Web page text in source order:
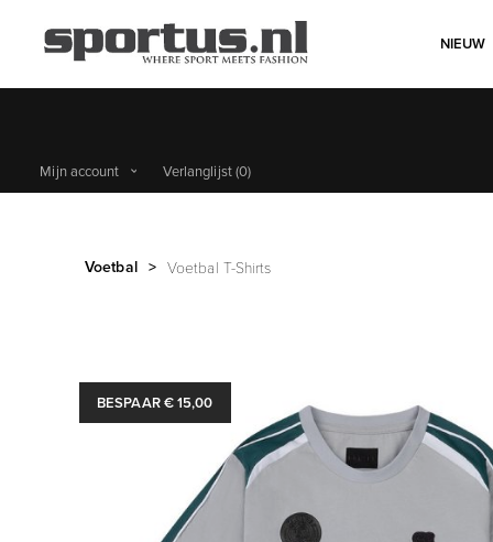
NIEUW
Mijn account Verlanglijst(0)
Voetbal > Voetbal T-Shirts
BESPAAR € 15,00